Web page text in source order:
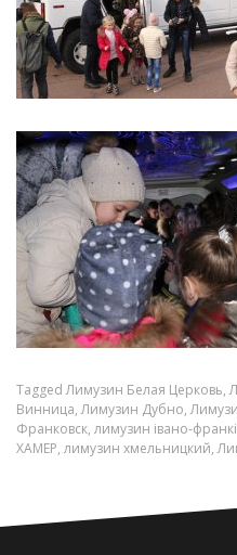
TaggedЛимузин Белая Церковь,
Винница,Лимузин Дубно,
Франковск, лимузин івано-
ХАМЕР, лимузин хмельницкий,